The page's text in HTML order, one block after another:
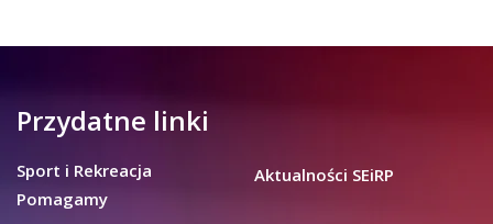
Przydatne linki
Sport i Rekreacja
Pomagamy
Aktualności SEiRP